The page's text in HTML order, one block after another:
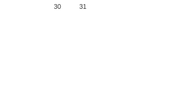
30 31